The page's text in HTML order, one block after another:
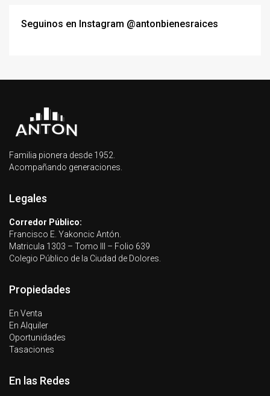
Seguinos en Instagram @antonbienesraices
Familia pionera desde 1952.
Acompañando generaciones.
Legales
Corredor Público:
Francisco E. Yakoncic Antón.
Matricula 1303 – Tomo III – Folio 639
Colegio Público de la Ciudad de Dolores.
Propiedades
En Venta
En Alquiler
Oportunidades
Tasaciones
En las Redes